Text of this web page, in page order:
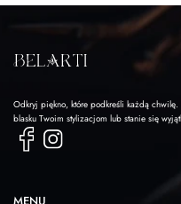
Odkryj piękno, które podkreśli każdą
blasku Twoim stylizacjom lub stanie się